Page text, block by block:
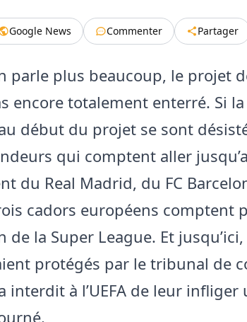
Google News Commenter Partager
parle plus beaucoup, le projet
encore totalement enterré. Si
début du projet se sont
qui comptent aller
du Real Madrid, du FC
cadors européens comptent
de la Super League. Et
protégés par le tribunal de
interdit à l’UEFA de leur infliger